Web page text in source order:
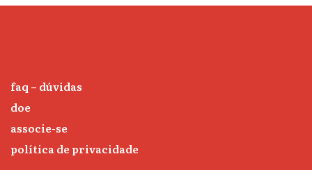
faq – dúvidas
doe
associe-se
política de privacidade